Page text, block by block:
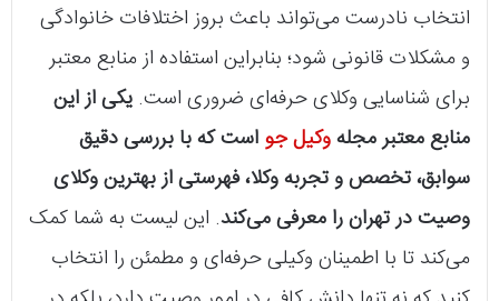
انتخاب نادرست می‌تواند باعث بروز اختلافات خانوادگی
و مشکلات قانونی شود؛ بنابراین استفاده از منابع معتبر
برای شناسایی وکلای حرفه‌ای ضروری است. یکی از این
منابع معتبر مجلهوکیل جو است که با بررسی دقیق
سوابق، تخصص و تجربه وکلا، فهرستی از بهترین وکلای
وصیت در تهران را معرفی می‌کند. این لیست به شما کمک
می‌کند تا با اطمینان وکیلی حرفه‌ای و مطمئن را انتخاب